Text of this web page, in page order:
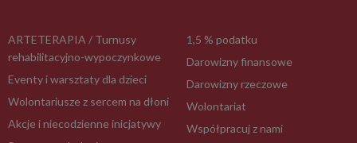
ARTETERAPIA / Turnusy
rehabilitacyjno-wypoczynkowe
Eventy i warsztaty dla dzieci
Wolontariusze z sercem na dłoni
Akcje i niecodzienne inicjatywy
1,5 % podatku
Darowizny finansowe
Darowizny rzeczowe
Wolontariat
Współpracuj z nami